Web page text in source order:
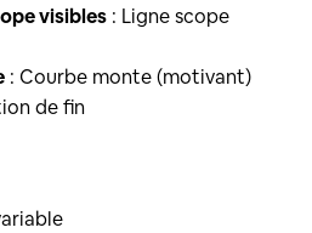
visibles : Ligne scope
: Courbe monte (motivant)
de fin